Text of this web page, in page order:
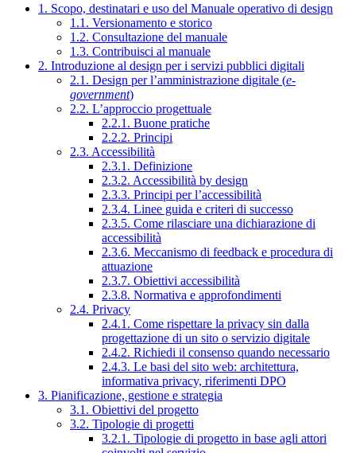
1. Scopo, destinatari e uso del Manuale operativo di design
1.1. Versionamento e storico
1.2. Consultazione del manuale
1.3. Contribuisci al manuale
2. Introduzione al design per i servizi pubblici digitali
2.1. Design per l’amministrazione digitale (e-
government)
2.2. L’approccio progettuale
2.2.1. Buone pratiche
2.2.2. Principi
2.3. Accessibilità
2.3.1. Definizione
2.3.2. Accessibilità by design
2.3.3. Principi per l’accessibilità
2.3.4. Linee guida e criteri di successo
2.3.5. Come rilasciare una dichiarazione di
accessibilità
2.3.6. Meccanismo di feedback e procedura di
attuazione
2.3.7. Obiettivi accessibilità
2.3.8. Normativa e approfondimenti
2.4. Privacy
2.4.1. Come rispettare la privacy sin dalla
progettazione di un sito o servizio digitale
2.4.2. Richiedi il consenso quando necessario
2.4.3. Le basi del sito web: architettura,
informativa privacy, riferimenti DPO
3. Pianificazione, gestione e strategia
3.1. Obiettivi del progetto
3.2. Tipologie di progetti
3.2.1. Tipologie di progetto in base agli attori